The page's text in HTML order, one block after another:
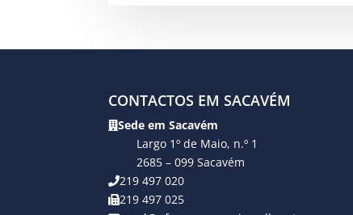
CONTACTOS EM SACAVÉM
Sede em Sacavém
Largo 1º de Maio, n.º 1
2685 – 099 Sacavém
219 497 020
219 497 025